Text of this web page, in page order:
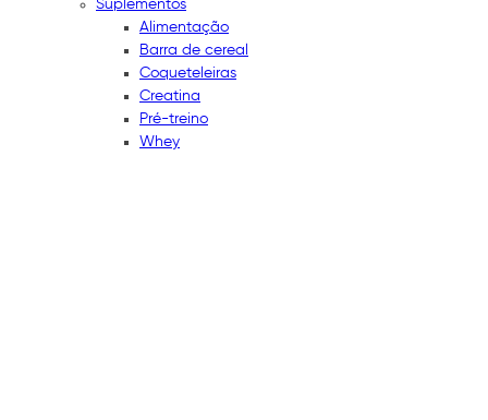
Suplementos
Alimentação
Barra de cereal
Coqueteleiras
Creatina
Pré-treino
Whey